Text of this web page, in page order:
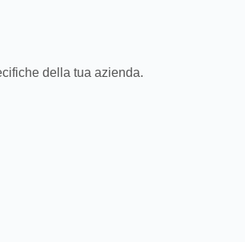
della tua azienda.